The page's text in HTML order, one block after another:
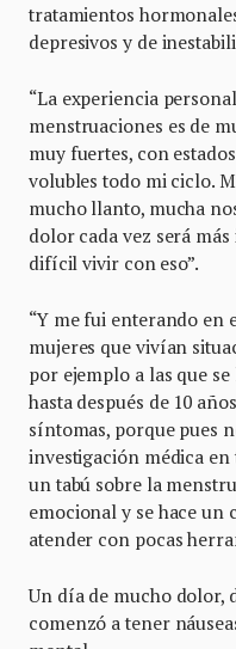
tratamientos
depresivos y de
“La experiencia
menstruaciones es de
muy fuertes, con
volubles todo mi ciclo.
mucho llanto, mucha
dolor cada vez será
difícil vivir con eso”.
“Y me fui enterando en
mujeres que vivían
por ejemplo a las que
hasta después de 10
síntomas, porque pues
investigación médica
un tabú sobre la
emocional y se hace un
atender con pocas
Un día de mucho dolor,
comenzó a tener